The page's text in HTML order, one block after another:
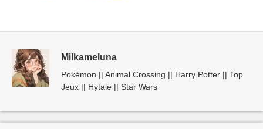
Milkameluna
Pokémon || Animal Crossing || Harry Potter || Top
Jeux || Hytale || Star Wars